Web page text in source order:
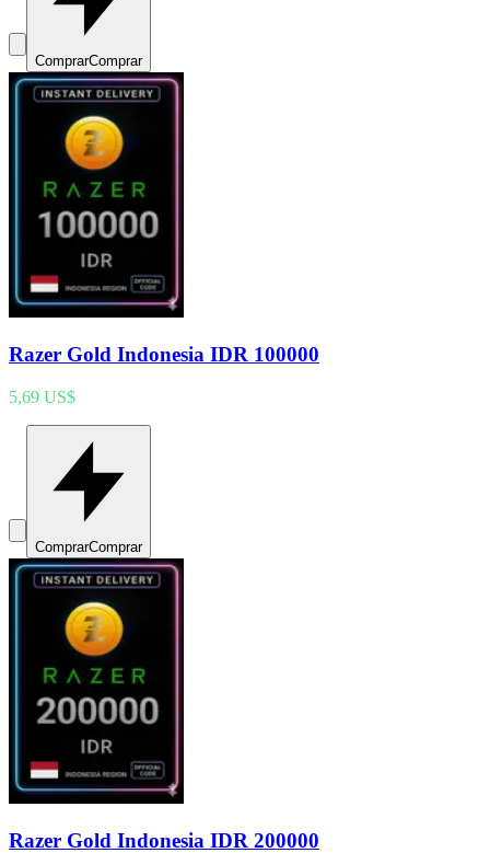
ComprarComprar
Razer Gold Indonesia IDR 100000
5,69 US$
ComprarComprar
Razer Gold Indonesia IDR 200000